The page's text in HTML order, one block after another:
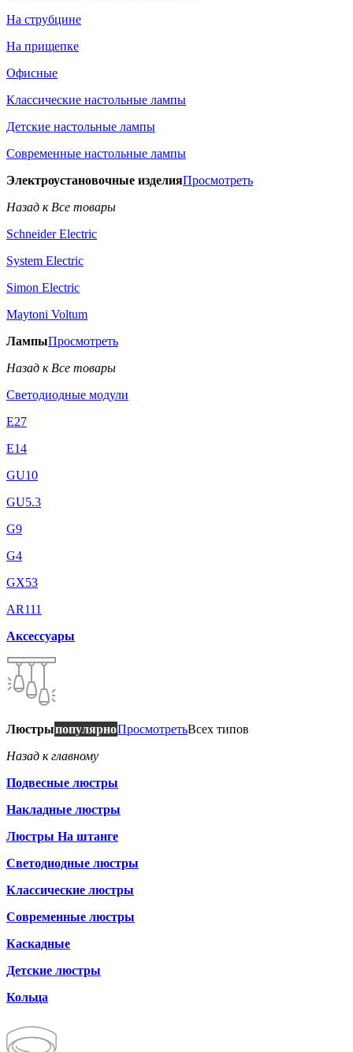
На струбцине
На прищепке
Офисные
Классические настольные лампы
Детские настольные лампы
Современные настольные лампы
Электроустановочные изделияПросмотреть
Назад к Все товары
Schneider Electric
System Electric
Simon Electric
Maytoni Voltum
ЛампыПросмотреть
Назад к Все товары
Светодиодные модули
E27
E14
GU10
GU5.3
G9
G4
GX53
AR111
Аксессуары
ЛюстрыпопулярноПросмотретьВсех типов
Назад к главному
Подвесные люстры
Накладные люстры
Люстры На штанге
Светодиодные люстры
Классические люстры
Современные люстры
Каскадные
Детские люстры
Кольца